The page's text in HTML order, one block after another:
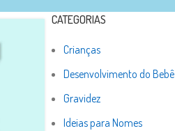
CATEGORIAS
Crianças
Desenvolvimento do Bebê
Gravidez
Ideias para Nomes